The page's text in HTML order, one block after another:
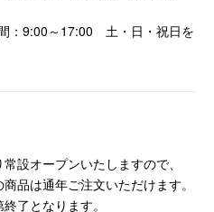
：9:00～17:00 土・日・祝日を
設オープンいたしますので、
品は通年ご注文いただけます。
了となります。